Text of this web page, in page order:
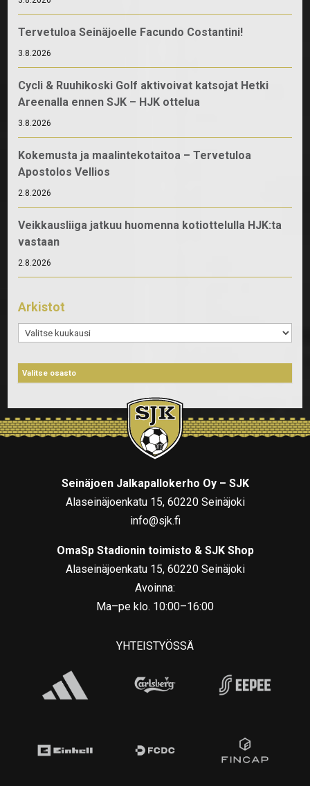
Tervetuloa Seinäjoelle Facundo Costantini!
3.8.2026
Cycli & Ruuhikoski Golf aktivoivat katsojat Hetki
Areenalla ennen SJK – HJK ottelua
3.8.2026
Kokemusta ja maalintekotaitoa – Tervetuloa
Apostolos Vellios
2.8.2026
Veikkausliiga jatkuu huomenna kotiottelulla HJK:ta
vastaan
2.8.2026
Arkistot
Arkistot
Seinäjoen Jalkapallokerho Oy – SJK
Alaseinäjoenkatu 15, 60220 Seinäjoki
info@sjk.fi
OmaSp Stadionin toimisto & SJK Shop
Alaseinäjoenkatu 15, 60220 Seinäjoki
Avoinna:
Ma–pe klo. 10:00–16:00
YHTEISTYÖSSÄ